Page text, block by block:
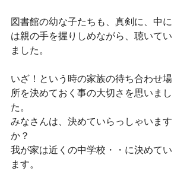
図書館の幼な子たちも、真剣に、中に
は親の手を握りしめながら、聴いてい
ました。
いざ！という時の家族の待ち合わせ場
所を決めておく事の大切さを思いまし
た。
みなさんは、決めていらっしゃいます
か？
我が家は近くの中学校・・に決めてい
ます。